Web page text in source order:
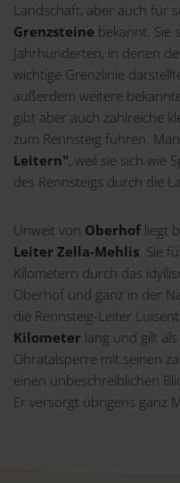
Landschaft, aber auch für
Grenzsteine bekannt. Sie
Jahrhunderten, in denen
wichtige Grenzlinie
außerdem weitere
gibt aber auch zahlreiche
zum Rennsteig führen.
Leitern", weil sie sich wie
des Rennsteigs durch die
Unweit von Oberhof liegt
Leiter Zella-Mehlis. Sie
Kilometern durch das
Oberhof und ganz in der
die Rennsteig-Leiter
Kilometer lang und gilt
Ohratalsperre mit seinen
einen unbeschreiblichen
Er versorgt übrigens ganz